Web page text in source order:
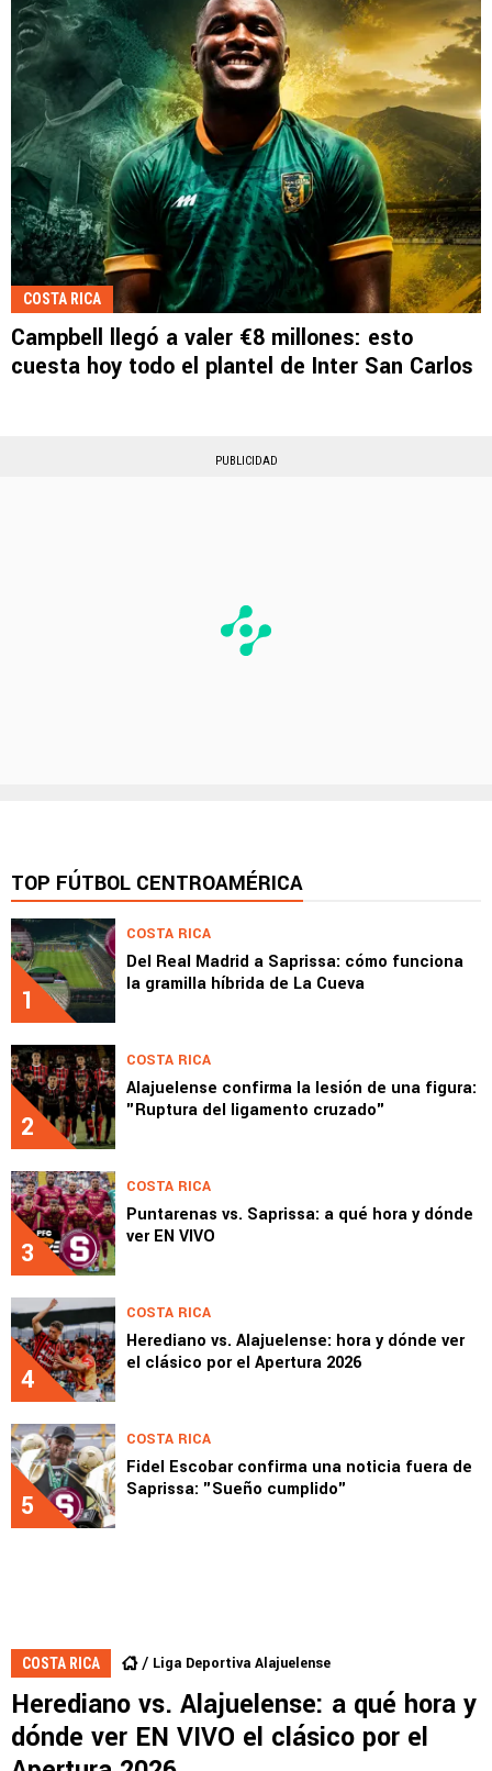
COSTA RICA
Campbell llegó a valer €8 millones: esto
cuesta hoy todo el plantel de Inter San Carlos
PUBLICIDAD
TOP FÚTBOL CENTROAMÉRICA
1
COSTA RICA
Del Real Madrid a Saprissa: cómo funciona
la gramilla híbrida de La Cueva
2
COSTA RICA
Alajuelense confirma la lesión de una figura:
"Ruptura del ligamento cruzado"
3
COSTA RICA
Puntarenas vs. Saprissa: a qué hora y dónde
ver EN VIVO
4
COSTA RICA
Herediano vs. Alajuelense: hora y dónde ver
el clásico por el Apertura 2026
5
COSTA RICA
Fidel Escobar confirma una noticia fuera de
Saprissa: "Sueño cumplido"
COSTA RICA Liga Deportiva Alajuelense
Herediano vs. Alajuelense: a qué hora y
dónde ver EN VIVO el clásico por el